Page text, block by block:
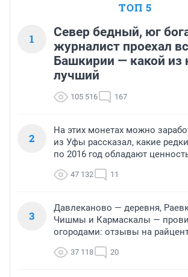
ТОП 5
1
Север бедный, юг
журналист проехал
Башкирии — какой из
лучший
105 516 167
2
На этих монетах можно
из Уфы рассказал, какие
по 2016 год обладают
47 132 11
3
Давлеканово — деревня,
Чишмы и Кармаскалы —
огородами: отзывы на
37 118 20